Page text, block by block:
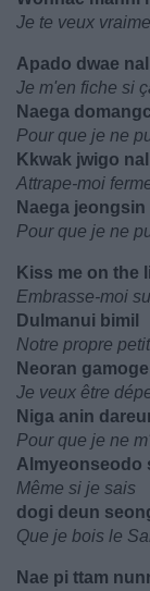
Je te veux
Apado dwae
Je m'en fiche si
Naega
Pour que je ne
Kkwak jwigo
Attrape-moi
Naega
Pour que je ne
Kiss me on the
Embrasse-moi
Dulmanui bimil
Notre propre
Neoran
Je veux être
Niga anin
Pour que je ne
Almyeonseodo
Même si je sais
dogi deun
Que je bois le
Nae pi ttam